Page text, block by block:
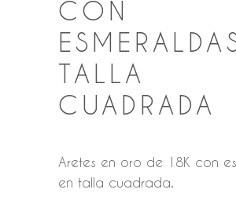
CON
TALLA
CUADRADA
Aretes en oro de 18K con
en talla cuadrada.